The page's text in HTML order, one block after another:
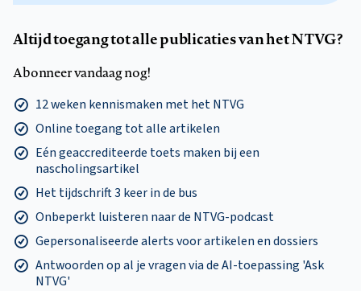
Altijd toegang tot alle publicaties van het NTVG?
Abonneer vandaag nog!
12 weken kennismaken met het NTVG
Online toegang tot alle artikelen
Eén geaccrediteerde toets maken bij een
nascholingsartikel
Het tijdschrift 3 keer in de bus
Onbeperkt luisteren naar de NTVG-podcast
Gepersonaliseerde alerts voor artikelen en dossiers
Antwoorden op al je vragen via de AI-toepassing 'Ask
NTVG'